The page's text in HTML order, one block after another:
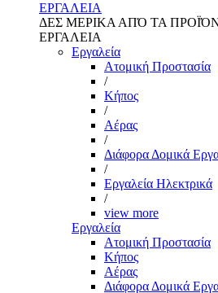
ΕΡΓΑΛΕΙΑ
ΔΕΣ ΜΕΡΙΚΑ ΑΠΌ ΤΑ
ΕΡΓΑΛΕΙΑ
Εργαλεία
Aτομική Προστασία
/
Kήπος
/
Αέρας
/
Διάφορα Δομικά
/
Εργαλεία Ηλεκτρικά
/
view more
Εργαλεία
Aτομική Προστασία
Kήπος
Αέρας
Διάφορα Δομικά